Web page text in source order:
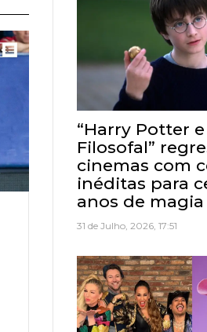
“Harry Potter
Filosofal”
cinemas com
inéditas para
anos de magia
31 de Julho, 2026, 17:51